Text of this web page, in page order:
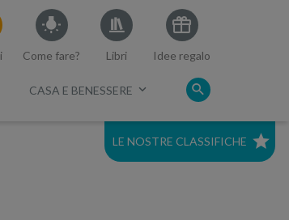
Come fare? Libri Idee regalo
CASA E BENESSERE
LE NOSTRE CLASSIFICHE